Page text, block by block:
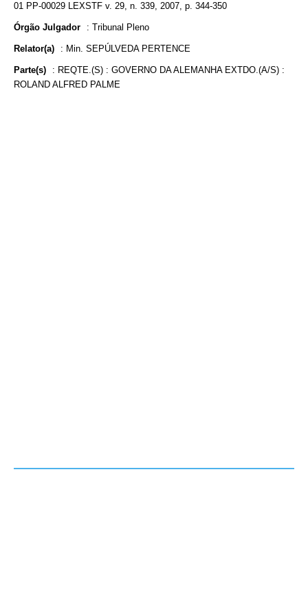
01 PP-00029 LEXSTF v. 29, n. 339, 2007, p. 344-350
Órgão Julgador : Tribunal Pleno
Relator(a) : Min. SEPÚLVEDA PERTENCE
Parte(s) : REQTE.(S) : GOVERNO DA ALEMANHA EXTDO.(A/S) :
ROLAND ALFRED PALME